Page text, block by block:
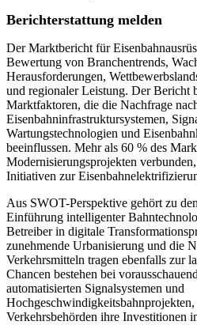
Berichterstattung melden
Der Marktbericht für
Bewertung von Branchentrends,
Herausforderungen,
und regionaler Leistung. Der Bericht
Marktfaktoren, die die Nachfrage
Eisenbahninfrastruktursystemen,
Wartungstechnologien und
beeinflussen. Mehr als 60 % des
Modernisierungsprojekten
Initiativen zur
Aus SWOT-Perspektive gehört zu
Einführung intelligenter
Betreiber in digitale
zunehmende Urbanisierung und die
Verkehrsmitteln tragen ebenfalls zur
Chancen bestehen bei
automatisierten Signalsystemen und
Verkehrsbehörden ihre Investitionen